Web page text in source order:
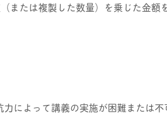
または複製した数量）を乗じた金額
によって講義の実施が困難または不